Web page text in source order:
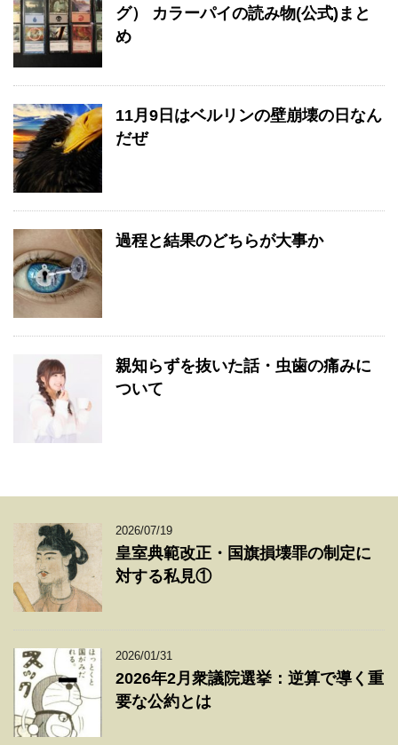
グ） カラーパイの読み物(公式)まと
め
11月9日はベルリンの壁崩壊の日なん
だぜ
過程と結果のどちらが大事か
親知らずを抜いた話・虫歯の痛みに
ついて
2026/07/19
皇室典範改正・国旗損壊罪の制定に
対する私見①
2026/01/31
2026年2月衆議院選挙：逆算で導く重
要な公約とは